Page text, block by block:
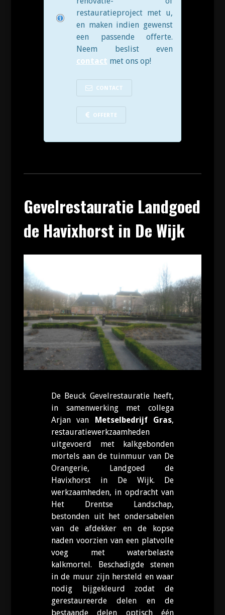
restauratieproject met u,
en maken indien gewenst
een passende offerte.
Neem beslist even
contact met ons op!
CONTACT
OFFERTE
Gevelrestauratie Landgoed
de Havixhorst in De Wijk
De Beuck Gevelrestauratie heeft,
in samenwerking met collega
Arjan van
Metselbedrijf Gras,
restauratiewerkzaamheden
uitgevoerd met kalkgebonden
mortels aan de tuinmuur van De
Orangerie, Landgoed de
Havixhorst in De Wijk. De
werkzaamheden, in opdracht van
Het Drentse Landschap,
bestonden uit het ondersabelen
van de afdekker en de kopse
naden voorzien van een platvolle
voeg met waterbelaste
kalkmortel. Beschadigde stenen
in de muur zijn hersteld en waar
nodig bijgekleurd zodat de
gerestaureerde delen en de
bestaande delen optisch één